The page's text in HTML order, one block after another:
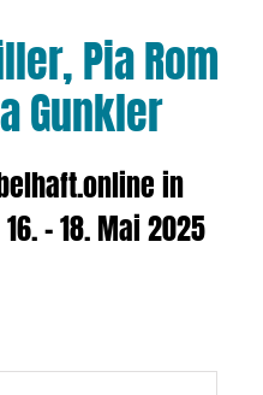
Pia Rom
Gunkler
in
– 18. Mai 2025